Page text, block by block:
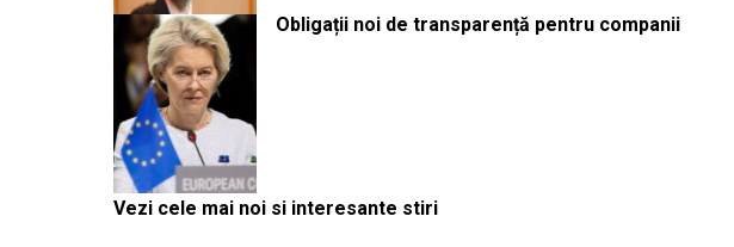
Obligații noi de transparență pentru companii
Vezi cele mai noi si interesante stiri